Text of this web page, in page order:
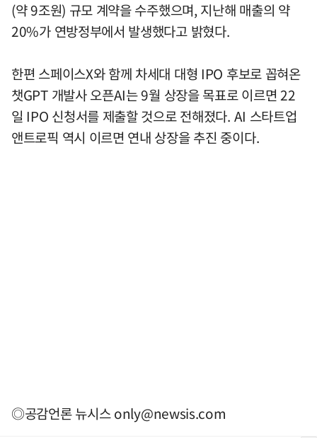
(약 9조원) 규모 계약을 수주했으며, 지난해 매출의 약
20%가 연방정부에서 발생했다고 밝혔다.
한편 스페이스X와 함께 차세대 대형 IPO 후보로 꼽혀온
챗GPT 개발사 오픈AI는 9월 상장을 목표로 이르면 22
일 IPO 신청서를 제출할 것으로 전해졌다. AI 스타트업
앤트로픽 역시 이르면 연내 상장을 추진 중이다.
◎공감언론 뉴시스only@newsis.com